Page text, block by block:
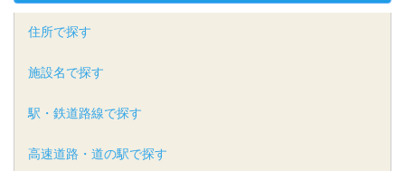
住所で探す
施設名で探す
駅・鉄道路線で探す
高速道路・道の駅で探す